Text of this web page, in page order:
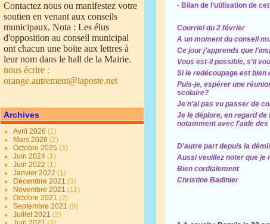
Contactez nous ou manifestez votre
soutien en venant aux conseils
municipaux. Nota : Les élus
d'opposition au conseil municipal
ont chacun une boite aux lettres à
leur nom dans le hall de la Mairie.
nous écrire :
orange.autrement@laposte.net
Archives
Avril 2026(1)
Mars 2026(2)
Octobre 2025(3)
Juin 2024(1)
Juin 2022(1)
Janvier 2022(1)
Décembre 2021(3)
Novembre 2021(11)
Octobre 2021(2)
Septembre 2021(9)
Juillet 2021(2)
- Bilan de l’utilisation de
Courriel du 2 février
A un moment du conseil
Ce jour j'apprends que
Vous est-il possible, s'il
Si le redécoupage est
Puis-je, espérer une
scolaire?
Je n'ai pas vu passer de
Je le déplore, en regard
notamment avec l'aide
D'autre part depuis la
Aussi veuillez noter que je
Bien cordialement
Christine Badinier